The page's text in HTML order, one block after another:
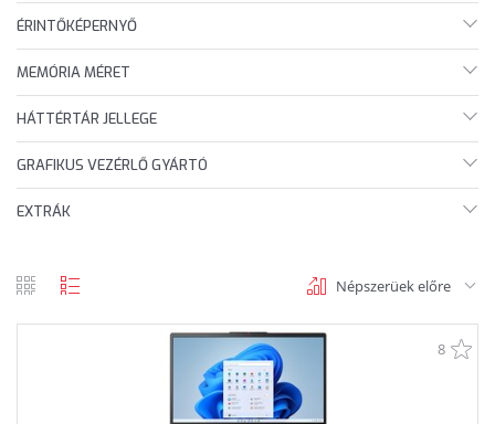
ÉRINTŐKÉPERNYŐ
MEMÓRIA MÉRET
HÁTTÉRTÁR JELLEGE
GRAFIKUS VEZÉRLŐ GYÁRTÓ
EXTRÁK
Népszerüek előre
8